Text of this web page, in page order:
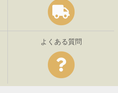
よくある質問